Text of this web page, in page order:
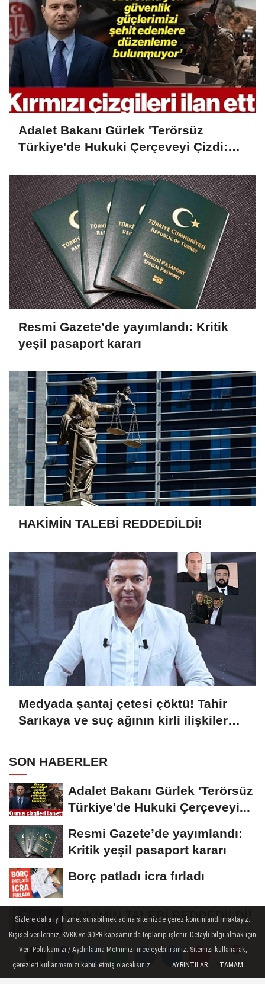
Yorumlar
Yorumlar
Yorumlar
Gönder
İLGINIZI ÇEKEBILIR
Adalet Bakanı Gürlek 'Terörsüz
Türkiye'de Hukuki Çerçeveyi Çizdi:
'Hiçbir Kişiye Özel Statü Tanınmıyor'
Resmi Gazete’de yayımlandı: Kritik
yeşil pasaport kararı
HAKİMİN TALEBİ REDDEDİLDİ!
Medyada şantaj çetesi çöktü! Tahir
Sarıkaya ve suç ağının kirli ilişkiler
zinciri...
SON HABERLER
Adalet Bakanı Gürlek 'Terörsüz
Türkiye'de Hukuki Çerçeveyi...
Resmi Gazete’de yayımlandı:
Sizlere daha iyi hizmet sunabilmek adına sitemizde çerez konumlandırmaktayız.
Kişisel verileriniz, KVKK ve GDPR kapsamında toplanıp işlenir. Detaylı bilgi almak için
Veri Politikamızı / Aydınlatma Metnimizi inceleyebilirsiniz. Sitemizi kullanarak,
çerezleri kullanmamızı kabul etmiş olacaksınız.
AYRINTILAR TAMAM